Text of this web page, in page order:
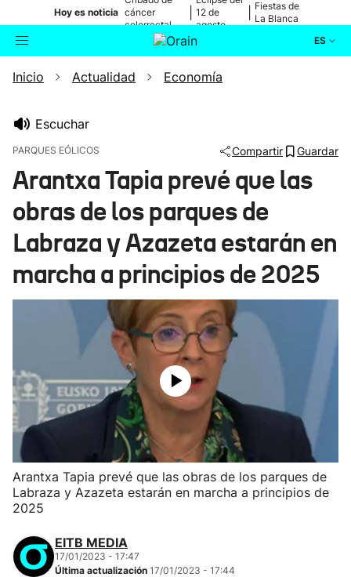
Hoy es noticia cáncer
colorrectal
12 de
agosto
Fiestas de
La Blanca
ES
Buscador Actualidad
Ikusmiran
Eguraldia
Inicio Actualidad Economía
Escuchar
PARQUES EÓLICOS Compartir Guardar
Arantxa Tapia prevé que las
obras de los parques de
Labraza y Azazeta estarán en
marcha a principios de 2025
Arantxa Tapia prevé que las obras de los parques de
Labraza y Azazeta estarán en marcha a principios de
2025
EITB MEDIA
17/01/2023 - 17:47
Última actualización 17/01/2023 - 17:44